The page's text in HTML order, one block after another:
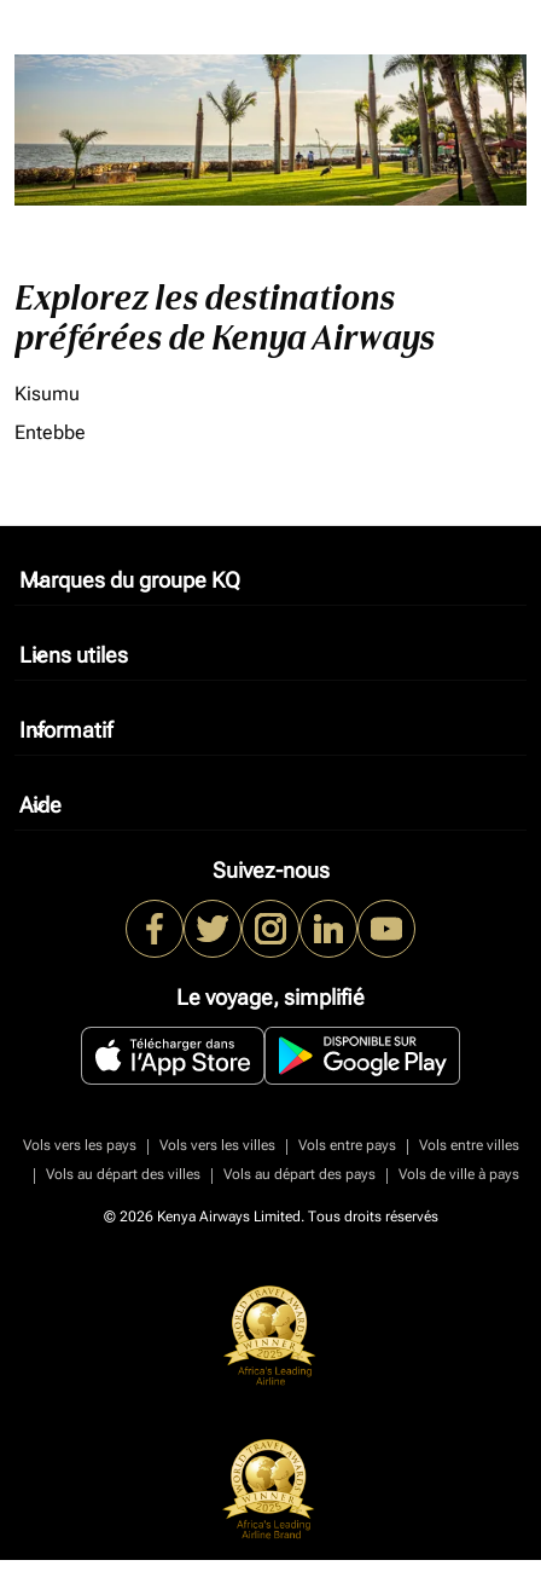
Explorez les destinations
préférées de Kenya Airways
Kisumu
Entebbe
Marques du groupe KQ
keyboard_arrow_down
Liens utiles
keyboard_arrow_down
Informatif
keyboard_arrow_down
Aide
keyboard_arrow_down
Suivez-nous
Le voyage, simplifié
Vols vers les pays | Vols vers les villes | Vols entre pays |
Vols entre villes
|
Vols au départ des villes | Vols au départ des pays | Vols de ville à pays
© 2026 Kenya Airways Limited. Tous droits réservés